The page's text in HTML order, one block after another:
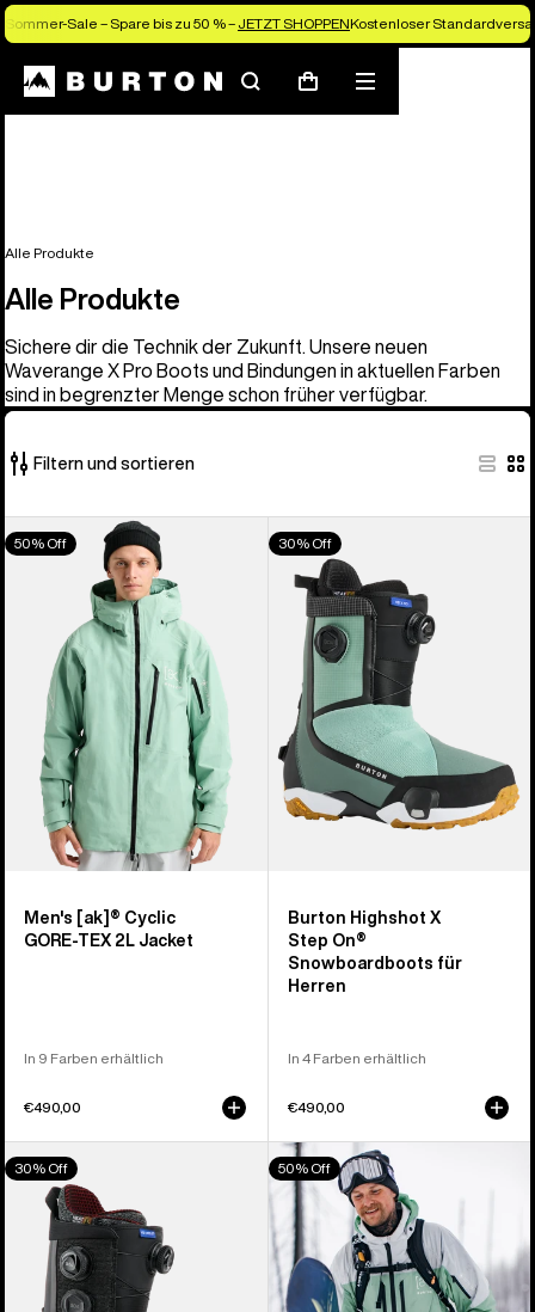
Sommer-Sale – Spare bis zu 50 % – JETZT SHOPPENKostenloser
SuchenWarenkorb
Menü
Alle Produkte
Alle Produkte
Sichere dir die Technik der Zukunft. Unsere neuen
Waverange X Pro Boots und Bindungen in aktuellen Farben
sind in begrenzter Menge schon früher verfügbar.
Filtern und sortieren
917
von
Produkten
Burton
[ak]®
GORE‑TEX
Jacke
Herren
50% Off
Men's [ak]® Cyclic
GORE‑TEX 2L Jacket
In 9 Farben erhältlich
€490,00
Burton
Highshot
Step On®
Snowboardboots
Herren
30% Off
Burton Highshot X
Step On®
Snowboardboots für
Herren
In 4 Farben erhältlich
€490,00
Burton
Highshot
Step On®
Snowboardboots
30% Off
Burton
[ak]®
Swash
GORE-
TEX
2L
50% Off